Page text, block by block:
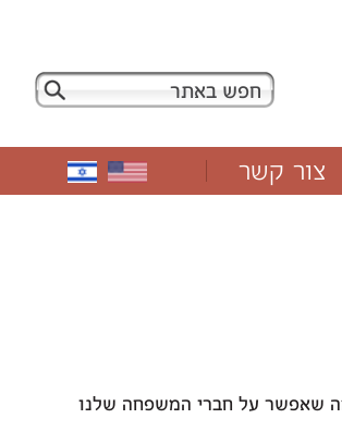
צור קשר
שאפשר על חברי המשפחה שלנו